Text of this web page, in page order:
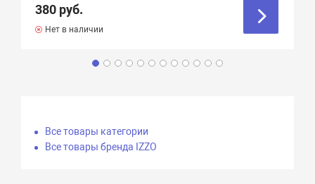
380 руб.
Нет в наличии
Все товары категории
Все товары бренда IZZO